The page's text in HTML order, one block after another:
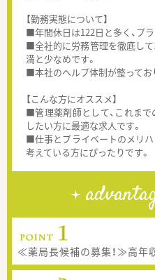
【勤務実態について】
■年間休日は122日と多く、プ
■全社的に労務管理を徹底して
満と少なめです。
■本社のヘルプ体制が整ってお
【こんな方にオススメ】
■管理薬剤師として、これま
したい方に最適な求人です。
■仕事とプライベートのメリハ
考えている方にぴったりです。
≪薬局長候補の募集！≫高年